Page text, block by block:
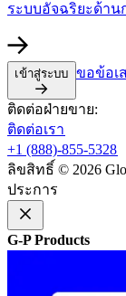
ระบบอัจฉริยะด้า
เข้าสู่ระบบ​​ ขอข้อเ
ติดต่อฝ่ายขาย:​​
ติดต่อเรา​​
+1 (888)-855-5328​​
ลิขสิทธิ์ © 2026
ประการ​​
G-P Products​​